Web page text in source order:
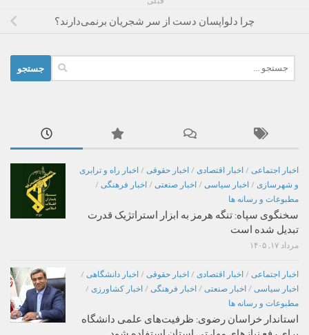
چرا دلواپسان دست از سر شجریان برنمی‌دارند؟
برای:
اخبار اجتماعی / اخبار اقتصادی / اخبار حقوقی / اخبار راه و ترابری
و شهرسازی / اخبار سیاسی / اخبار صنعتی / اخبار فرهنگی /
مطبوعات و رسانه ها
سخنگوی سپاه: تنگه هرمز به ابزار استراتژیک قدرت
تبدیل شده است
مرداد ۱۷, ۱۴۰۵
اخبار اجتماعی / اخبار اقتصادی / اخبار حقوقی / اخبار دانشگاهی /
اخبار سیاسی / اخبار صنعتی / اخبار فرهنگی / اخبار کشاورزی /
مطبوعات و رسانه ها
استاندار خراسان رضوی: ظرفیت‌های علمی دانشگاه